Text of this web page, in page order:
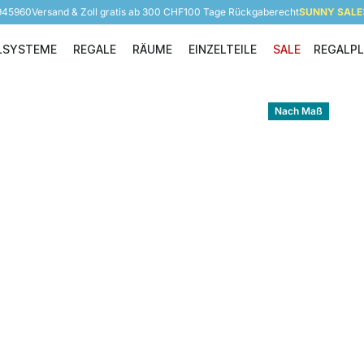
Versand & Zoll gratis ab 300 CHF100 Tage RückgaberechtSUNNY
Regalsysteme
REGALE
Regale
RÄUME
Räume
EINZELTEILE
Einzelteile
SALE
Nach Maß